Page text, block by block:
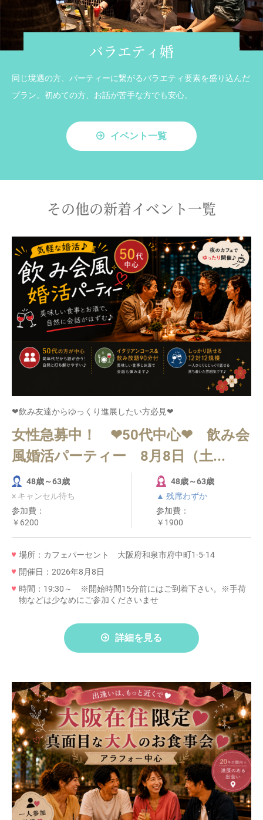
バラエティ婚
同じ境遇の方、パーティーに繋がるバラエティ要素を盛り込んだ
プラン。初めての方、お話が苦手な方でも安心。
イベント一覧
その他の新着イベント一覧
❤飲み友達からゆっくり進展したい方必見❤
女性急募中！ ❤50代中心❤ 飲み会
風婚活パーティー 8月8日（土...
48歳～63歳
× キャンセル待ち
参加費：
￥6200
48歳～63歳
▲ 残席わずか
参加費：
￥1900
場所：カフェパーセント 大阪府和泉市府中町1-5-14
開催日：2026年8月8日
時間：19:30～ ※開始時間15分前にはご到着下さい。※手荷
物などは少なめにご参加くださいませ
詳細を見る